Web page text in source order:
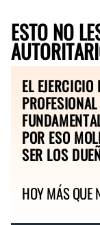
ESTO NO
EL
POR ESO
SER LOS
HOY MÁS QUE